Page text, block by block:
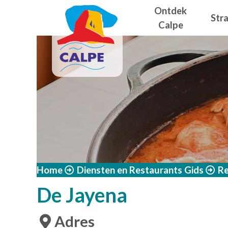
Overslaan en naar de inhoud gaan
Ontdek
Calpe
Home Diensten en Restaurants Gids
De Jayena
Adres